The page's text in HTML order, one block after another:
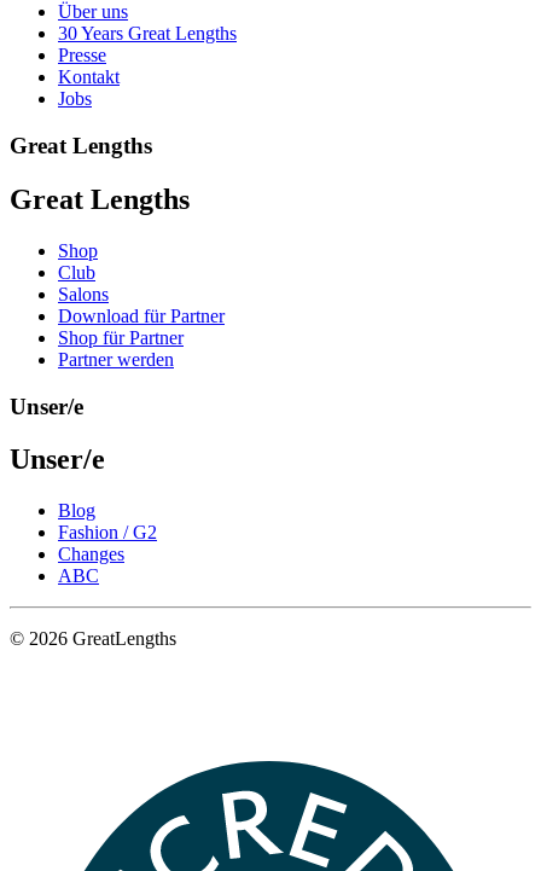
Über uns
30 Years Great Lengths
Presse
Kontakt
Jobs
Great Lengths
Great Lengths
Shop
Club
Salons
Download für Partner
Shop für Partner
Partner werden
Unser/e
Unser/e
Blog
Fashion / G2
Changes
ABC
© 2026 GreatLengths